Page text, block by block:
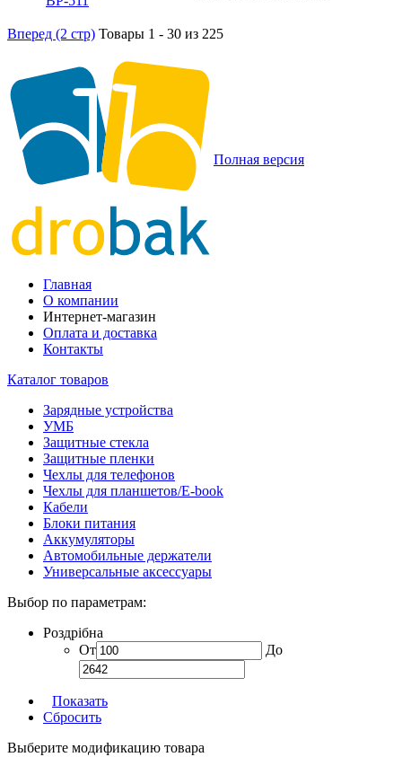
Вперед (2 стр) Товары 1 - 30 из 225
Полная версия
Главная
О компании
Интернет-магазин
Оплата и доставка
Контакты
Каталог товаров
Зарядные устройства
УМБ
Защитные стекла
Защитные пленки
Чехлы для телефонов
Чехлы для планшетов/E-book
Кабели
Блоки питания
Аккумуляторы
Автомобильные держатели
Универсальные аксессуары
Выбор по параметрам:
Роздрібна
От
До
Показать
Сбросить
Выберите модификацию товара